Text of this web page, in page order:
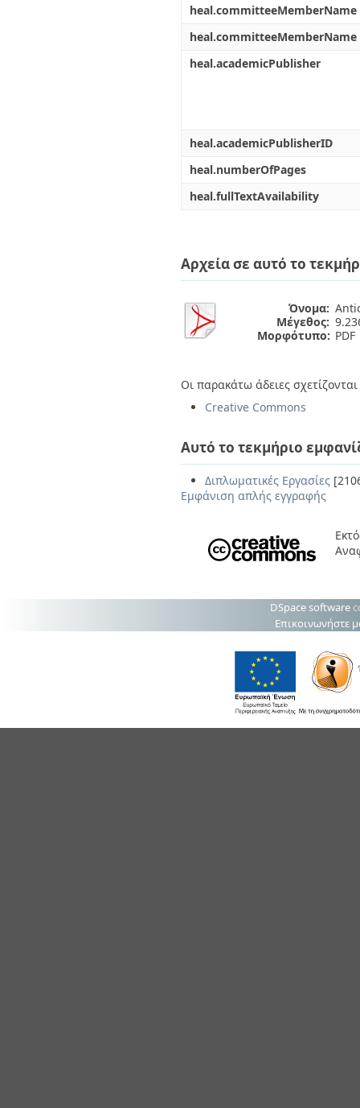
heal.committeeMemberName
heal.committeeMemberName
heal.academicPublisher
heal.academicPublisherID
heal.numberOfPages
heal.fullTextAvailability
Αρχεία σε αυτό το
Όνομα:
Μέγεθος:
Μορφότυπο: PDF
Οι παρακάτω άδειες
Creative Commons
Αυτό το τεκμήριο
Διπλωματικές Εργασίες
Εμφάνιση απλής εγγραφής
DSpace software
Επικοινωνήστε